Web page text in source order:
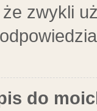
zwykli
do